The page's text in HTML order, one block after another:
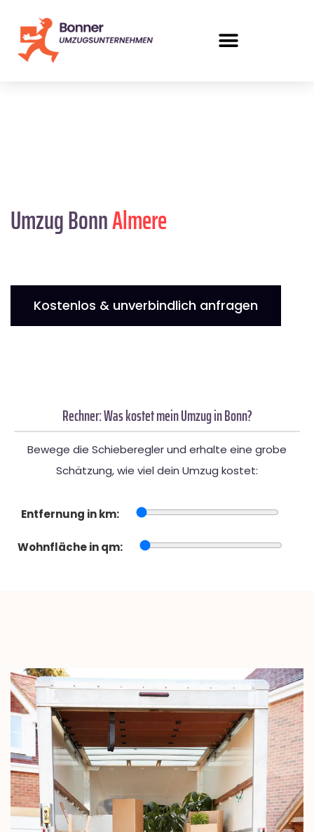
Umzug BonnAlmere
Kostenlos & unverbindlich anfragen
Rechner: Was kostet mein Umzug in Bonn?
Bewege die Schieberegler und erhalte eine grobe
Schätzung, wie viel dein Umzug kostet:
Entfernung in km:
Wohnfläche in qm: